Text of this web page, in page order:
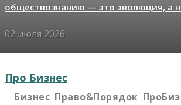
обществознанию — это эволюция, а
02 июля 2026
Про Бизнес
Бизнес Право&Порядок